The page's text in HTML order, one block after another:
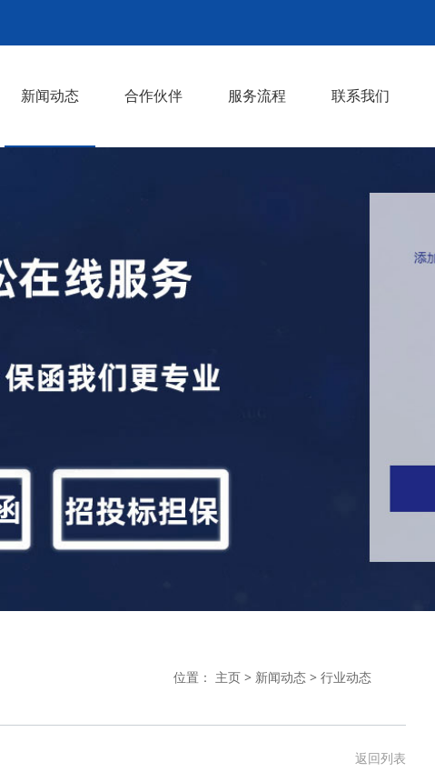
新闻动态 合作伙伴 服务流程 联系我们
位置： 主页 > 新闻动态 > 行业动态
返回列表